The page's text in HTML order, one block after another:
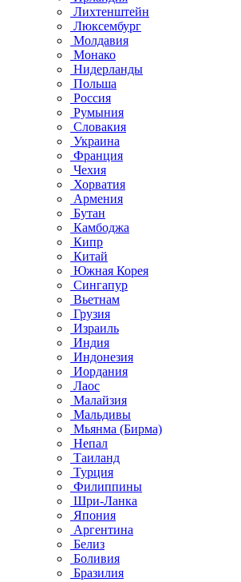
Лихтенштейн
Люксембург
Молдавия
Монако
Нидерланды
Польша
Россия
Румыния
Словакия
Украина
Франция
Чехия
Хорватия
Армения
Бутан
Камбоджа
Кипр
Китай
Южная Корея
Сингапур
Вьетнам
Грузия
Израиль
Индия
Индонезия
Иордания
Лаос
Малайзия
Мальдивы
Мьянма (Бирма)
Непал
Таиланд
Турция
Филиппины
Шри-Ланка
Япония
Аргентина
Белиз
Боливия
Бразилия